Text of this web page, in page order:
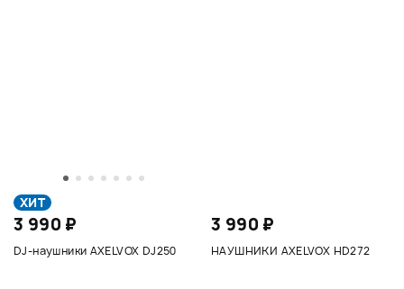
ХИТ
3 990 ₽
DJ-наушники AXELVOX DJ250
3 990 ₽
НАУШНИКИ AXELVOX HD272